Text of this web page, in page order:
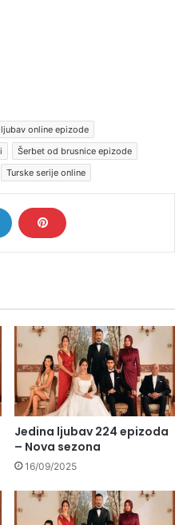
online epizode
Šerbet od brusnice epizode
Turske serije online
Jedina ljubav 224 epizoda
– Nova sezona
16/09/2025